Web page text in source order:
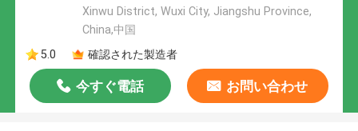
Xinwu District, Wuxi City, Jiangshu Province,
China,中国
5.0
確認された製造者
今すぐ電話 お問い合わせ